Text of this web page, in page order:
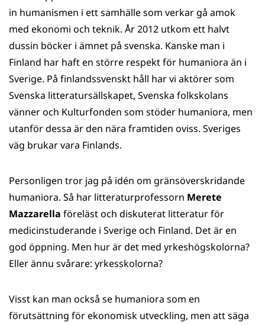
in humanismen i ett samhälle som verkar gå amok
med ekonomi och teknik. År 2012 utkom ett halvt
dussin böcker i ämnet på svenska. Kanske man i
Finland har haft en större respekt för humaniora än i
Sverige. På finlandssvenskt håll har vi aktörer som
Svenska litteratursällskapet, Svenska folkskolans
vänner och Kulturfonden som stöder humaniora, men
utanför dessa är den nära framtiden oviss. Sveriges
väg brukar vara Finlands.
Personligen tror jag på idén om gränsöverskridande
humaniora. Så har litteraturprofessorn Merete
Mazzarella föreläst och diskuterat litteratur för
medicinstuderande i Sverige och Finland. Det är en
god öppning. Men hur är det med yrkeshögskolorna?
Eller ännu svårare: yrkesskolorna?
Visst kan man också se humaniora som en
förutsättning för ekonomisk utveckling, men att säga